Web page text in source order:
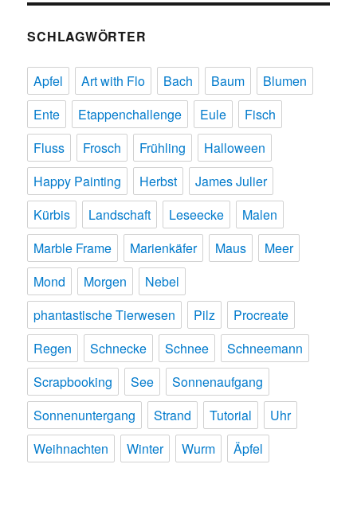
SCHLAGWÖRTER
Apfel Art with Flo Bach Baum
Blumen
Ente
Etappenchallenge Eule
Fisch
Fluss
Frosch Frühling
Halloween
Happy Painting
Herbst
James Julier
Kürbis
Landschaft Leseecke
Malen
Marble Frame
Marienkäfer Maus
Meer
Mond
Morgen
Nebel
phantastische Tierwesen
Pilz
Procreate
Regen
Schnecke Schnee
Schneemann
Scrapbooking
See
Sonnenaufgang
Sonnenuntergang
Strand Tutorial
Uhr
Weihnachten
Winter Wurm Äpfel